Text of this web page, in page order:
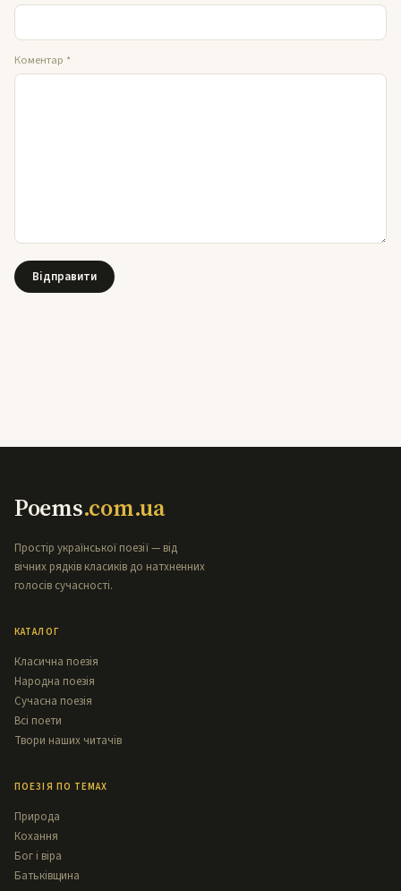
Коментар *
Poems.com.ua
Простір української поезії — від
вічних рядків класиків до натхненних
голосів сучасності.
КАТАЛОГ
Класична поезія
Народна поезія
Сучасна поезія
Всі поети
Твори наших читачів
ПОЕЗІЯ ПО ТЕМАХ
Природа
Кохання
Бог і віра
Батьківщина